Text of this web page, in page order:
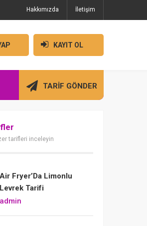
Hakkımızda İletişim
KAYIT OL
TARİF GÖNDER
tarifleri inceleyin
Air Fryer’Da Limonlu
Levrek Tarifi
admin